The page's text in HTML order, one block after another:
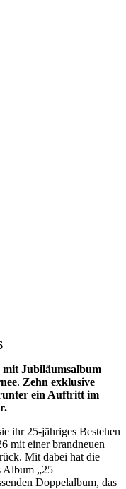
Jubiläumsalbum
. Zehn exklusive
ein Auftritt im
ihr 25-jähriges Bestehen
mit einer brandneuen
Mit dabei hat die
Album „25
Doppelalbum, das